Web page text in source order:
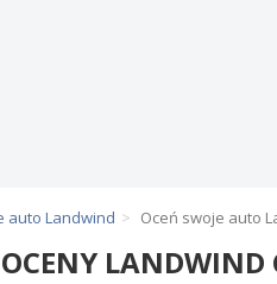
auto Landwind Oceń swoje auto
OCENY LANDWIND